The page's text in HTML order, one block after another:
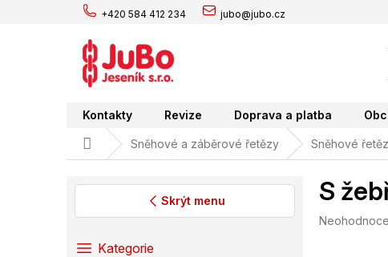
+420 584 412 234 jubo@jubo.cz
Kontakty Revize Doprava a platba
Domů Sněhové a záběrové řetězy Sněhové
Skrýt menu
PřeskočitKategorie
S
Průměrné